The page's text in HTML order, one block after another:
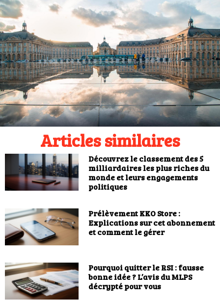
Articles similaires
Découvrez le classement des 5
milliardaires les plus riches du
monde et leurs engagements
politiques
Prélèvement KKO Store :
Explications sur cet abonnement
et comment le gérer
Pourquoi quitter le RSI : fausse
bonne idée ? L’avis du MLPS
décrypté pour vous